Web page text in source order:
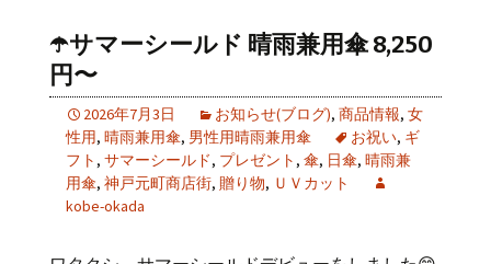
☂️サマーシールド 晴雨兼用傘 8,250
円〜
2026年7月3日 お知らせ(ブログ), 商品情報, 女
性用, 晴雨兼用傘, 男性用晴雨兼用傘 お祝い, ギ
フト , サマーシールド, プレゼント , 傘, 日傘, 晴雨兼
用傘, 神戸元町商店街, 贈り物, ＵＶカット
kobe-okada